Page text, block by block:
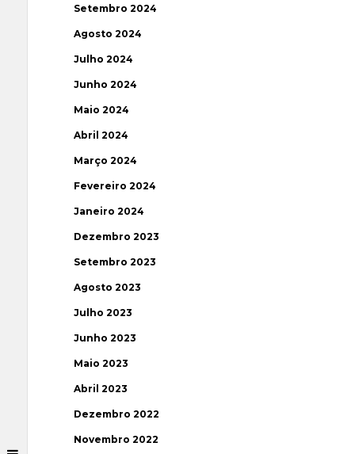
Setembro 2024
Agosto 2024
Julho 2024
Junho 2024
Maio 2024
Abril 2024
Março 2024
Fevereiro 2024
Janeiro 2024
Dezembro 2023
Setembro 2023
Agosto 2023
Julho 2023
Junho 2023
Maio 2023
Abril 2023
Dezembro 2022
Novembro 2022